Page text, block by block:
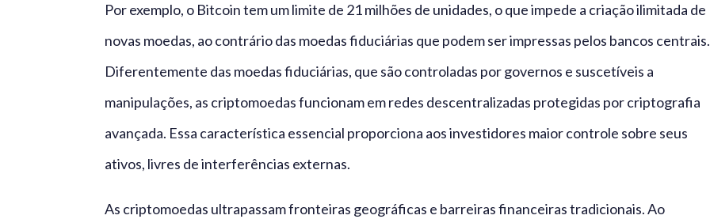
Por exemplo, o Bitcoin tem um limite de 21 milhões de unidades, o que impede a criação ilimitada de
novas moedas, ao contrário das moedas fiduciárias que podem ser impressas pelos bancos centrais.
Diferentemente das moedas fiduciárias, que são controladas por governos e suscetíveis a
manipulações, as criptomoedas funcionam em redes descentralizadas protegidas por criptografia
avançada. Essa característica essencial proporciona aos investidores maior controle sobre seus
ativos, livres de interferências externas.
As criptomoedas ultrapassam fronteiras geográficas e barreiras financeiras tradicionais. Ao